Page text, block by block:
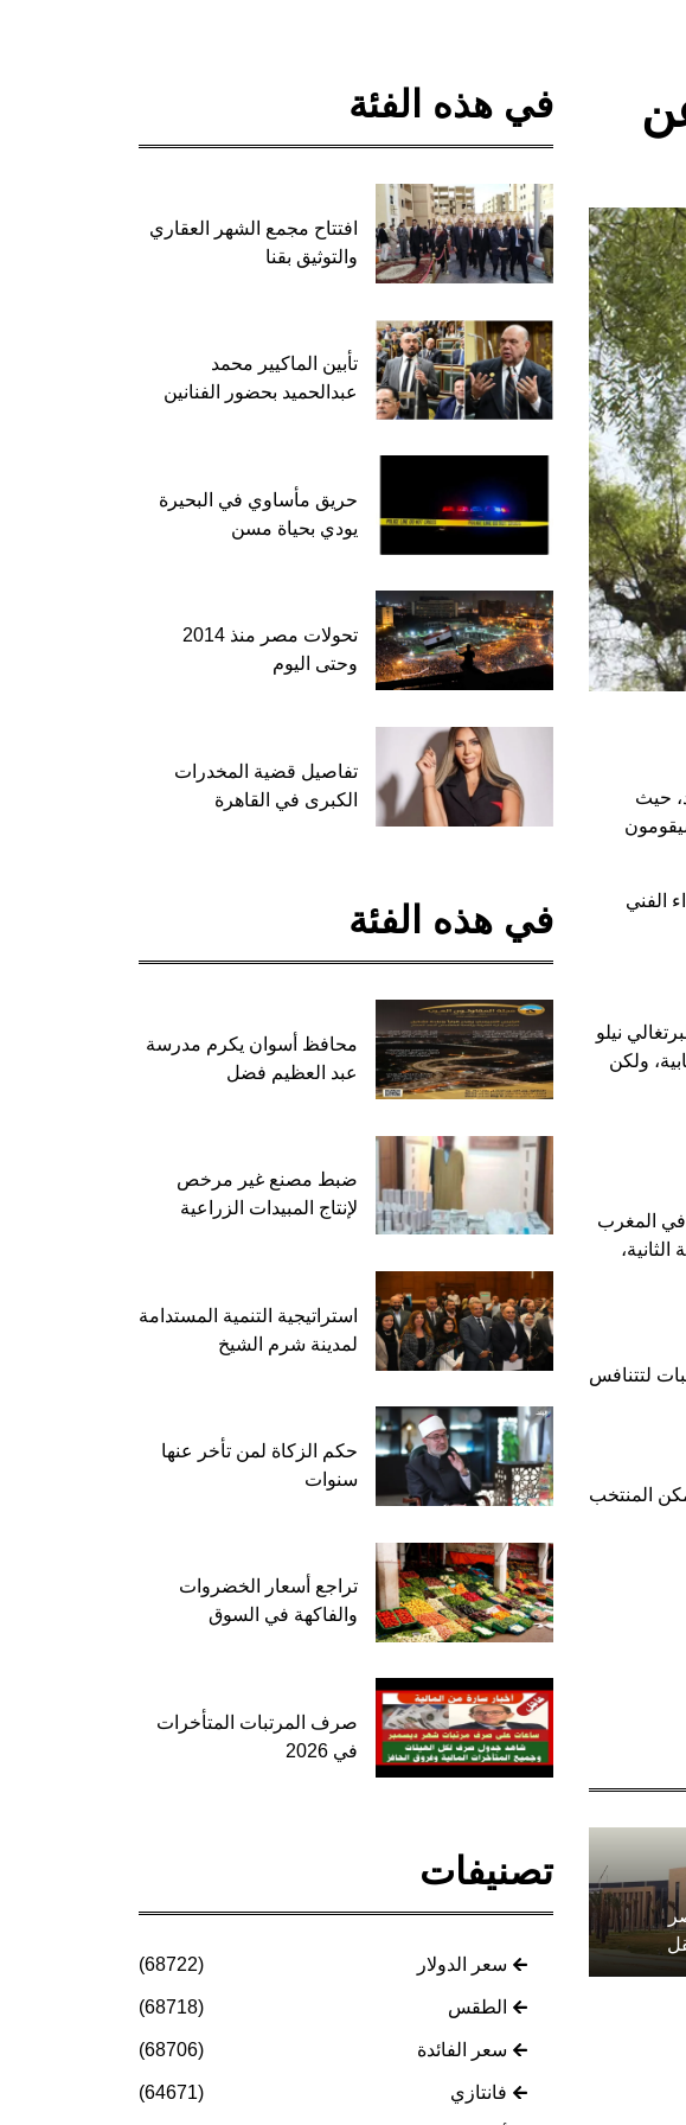
حيث
الفني
في فبراير من العام 2024، بعد رحيل البرتغالي نيلو
ولكن
في المغرب
الثانية،
لتتنافس
المنتخب
في هذه الفئة
افتتاح مجمع الشهر العقاري
والتوثيق بقنا
تأبين الماكيير محمد
عبدالحميد بحضور الفنانين
حريق مأساوي في البحيرة
يودي بحياة مسن
تحولات مصر منذ 2014
وحتى اليوم
تفاصيل قضية المخدرات
الكبرى في القاهرة
في هذه الفئة
محافظ أسوان يكرم مدرسة
عبد العظيم فضل
ضبط مصنع غير مرخص
لإنتاج المبيدات الزراعية
استراتيجية التنمية المستدامة
لمدينة شرم الشيخ
حكم الزكاة لمن تأخر عنها
سنوات
تراجع أسعار الخضروات
والفاكهة في السوق
صرف المرتبات المتأخرات
في 2026
تصنيفات
سعر الدولار (68722)
الطقس (68718)
سعر الفائدة (68706)
فانتازي (64671)